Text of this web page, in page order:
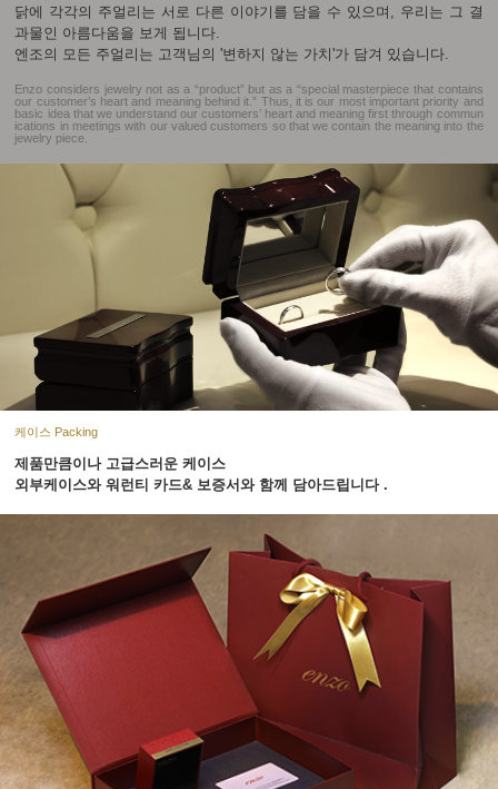
닭에 각각의 주얼리는 서로 다른 이야기를 담을 수 있으며, 우리는 그 결
과물인 아름다움을 보게 됩니다.
엔조의 모든 주얼리는 고객님의 '변하지 않는 가치'가 담겨 있습니다.
Enzo considers jewelry not as a “product” but as a “special masterpiece that contains
our customer’s heart and meaning behind it.” Thus, it is our most important priority and
basic idea that we understand our customers’ heart and meaning first through commun
ications in meetings with our valued customers so that we contain the meaning into the
jewelry piece.
케이스 Packing
제품만큼이나 고급스러운 케이스
외부케이스와 워런티 카드& 보증서와 함께 담아드립니다 .